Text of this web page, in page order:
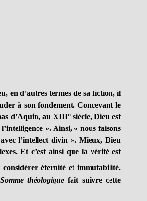
en d’autres termes de sa fiction, il
à son fondement. Concevant le
d’Aquin, au XIII° siècle, Dieu est
». Ainsi, « nous faisons
l’intellect divin ». Mieux, Dieu
Et c’est ainsi que la vérité est
considérer éternité et immutabilité.
Somme théologique fait suivre cette